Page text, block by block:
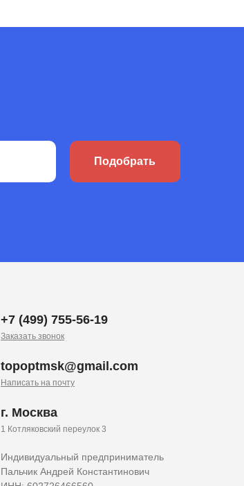
Подобрать
Индивидуальный предприниматель
Пальчик Андрей Константинович
+7 (499) 755-56-19
Заказать звонок
topoptmsk@gmail.com
Написать на почту
г. Москва
1 Котляковский переулок 3